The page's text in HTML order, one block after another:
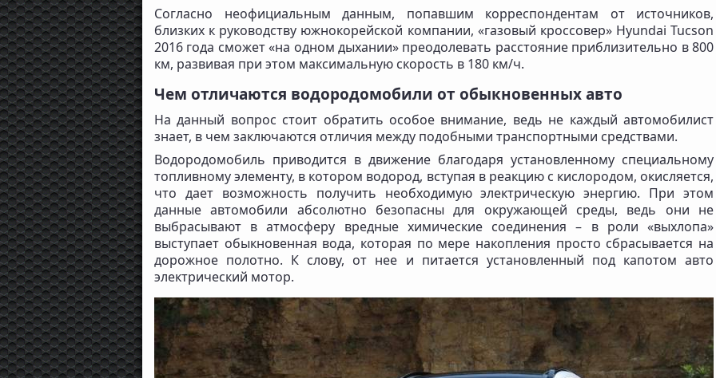
Согласно неофициальным данным, попавшим корреспондентам от источников,
близких к руководству южнокорейской компании, «газовый кроссовер» Hyundai Tucson
2016 года сможет «на одном дыхании» преодолевать расстояние приблизительно в 800
км, развивая при этом максимальную скорость в 180 км/ч.
Чем отличаются водородомобили от обыкновенных авто
На данный вопрос стоит обратить особое внимание, ведь не каждый автомобилист
знает, в чем заключаются отличия между подобными транспортными средствами.
Водородомобиль приводится в движение благодаря установленному специальному
топливному элементу, в котором водород, вступая в реакцию с кислородом, окисляется,
что дает возможность получить необходимую электрическую энергию. При этом
данные автомобили абсолютно безопасны для окружающей среды, ведь они не
выбрасывают в атмосферу вредные химические соединения – в роли «выхлопа»
выступает обыкновенная вода, которая по мере накопления просто сбрасывается на
дорожное полотно. К слову, от нее и питается установленный под капотом авто
электрический мотор.